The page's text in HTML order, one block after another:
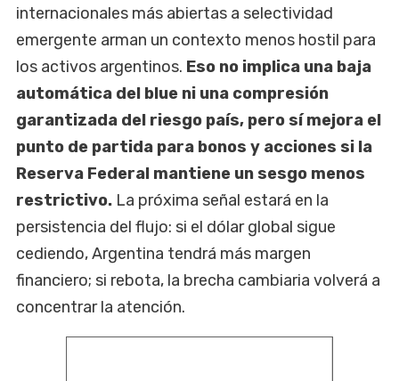
internacionales más abiertas a selectividad
emergente arman un contexto menos hostil para
los activos argentinos. Eso no implica una baja
automática del blue ni una compresión
garantizada del riesgo país, pero sí mejora el
punto de partida para bonos y acciones si la
Reserva Federal mantiene un sesgo menos
restrictivo. La próxima señal estará en la
persistencia del flujo: si el dólar global sigue
cediendo, Argentina tendrá más margen
financiero; si rebota, la brecha cambiaria volverá a
concentrar la atención.